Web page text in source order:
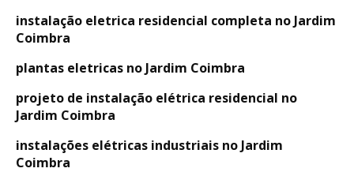
instalação eletrica residencial completa no Jardim
Coimbra
plantas eletricas no Jardim Coimbra
projeto de instalação elétrica residencial no
Jardim Coimbra
instalações elétricas industriais no Jardim
Coimbra